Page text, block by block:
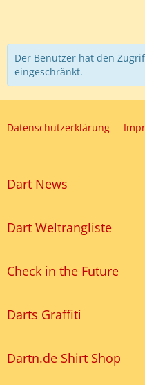
Der Benutzer hat den
eingeschränkt.
Datenschutzerklärung
Dart News
Dart Weltrangliste
Check in the Future
Darts Graffiti
Dartn.de Shirt Shop